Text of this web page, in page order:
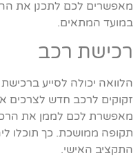
מאפשרים לכם לתכנן את
במועד המתאים.
רכישת רכב
הלוואה יכולה לסייע
זקוקים לרכב חדש לצרכים
מאפשרת לכם לממן את
תקופה ממושכת. כך תוכלו
התקציב האישי.